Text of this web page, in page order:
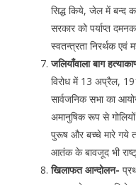
सिद्ध किये, जेल में बन्द
सरकार को पर्याप्त
स्वतन्त्रता निरर्थक एवं
जलियाँवाला बाग
विरोध में 13 अप्रैल,
सार्वजनिक सभा का
अमानुषिक रूप से
पुरूष और बच्चे मारे गये
आतंक के बावजूद भी
खिलाफत आन्दोलन-